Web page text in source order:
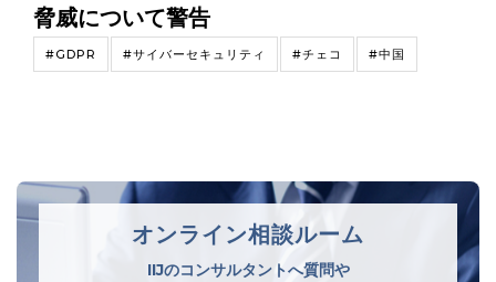
脅威について警告
#GDPR #サイバーセキュリティ #チェコ #中国
オンライン相談ルーム
IIJのコンサルタントへ質問や